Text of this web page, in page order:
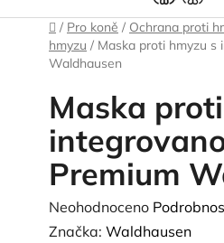
Domů
/ Pro koně / Ochrana proti
hmyzu / Maska proti hmyzu s
Waldhausen
Maska
Premium
Průměrné
hodnocení
Neohodnoceno
Značka: Waldhausen